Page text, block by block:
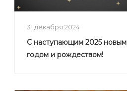
31 декабря 2024
С наступающим 2025 новым
годом и рождеством!